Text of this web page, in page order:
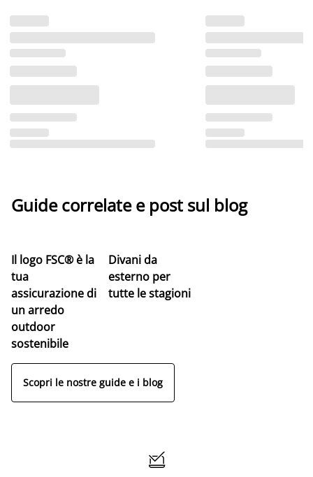
Guide correlate e post sul blog
Il logo FSC® è la
tua
assicurazione di
un arredo
outdoor
sostenibile
Divani da
esterno per
tutte le stagioni
Scopri le nostre guide e i blog
